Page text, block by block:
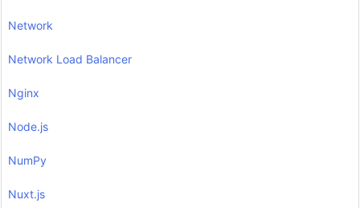
Network
Network Load Balancer
Nginx
Node.js
NumPy
Nuxt.js